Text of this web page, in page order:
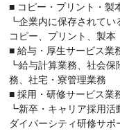
■ コピー・プリント・製
┗企業内に保存されてい
コピー、プリント、製本
■ 給与・厚生サービス業
┗給与計算業務、社会保
務、社宅・寮管理業務
■ 採用・研修サービス業
┗新卒・キャリア採用活
ダイバーシティ研修サポ